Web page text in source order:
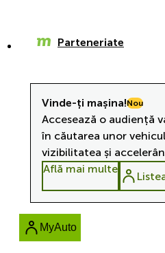
Parteneriate
Vinde-ți mașina!Nou
Accesează o audiență
în căutarea unor
vizibilitatea și
Află mai multe
MyAuto